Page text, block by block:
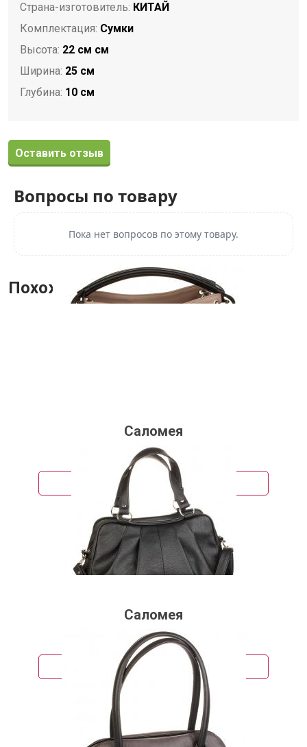
Страна-изготовитель: КИТАЙ
Комплектация: Сумки
Высота: 22 см см
Ширина: 25 см
Глубина: 10 см
Оставить отзыв
Вопросы по товару
Пока нет вопросов по этому товару.
Похожие товары
Саломея
2 081 руб.
Подробнее
Саломея
1 990 руб.
Подробнее